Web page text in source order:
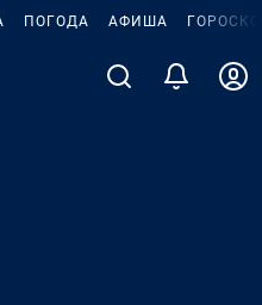
ПОГОДА АФИША